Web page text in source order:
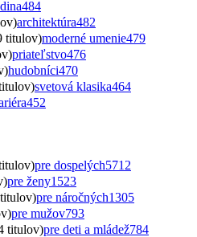
484
architektúra482
titulov)moderné umenie479
priateľstvo476
hudobníci470
svetová klasika464
452
pre dospelých5712
pre ženy1523
pre náročných1305
pre mužov793
titulov)pre deti a mládež784